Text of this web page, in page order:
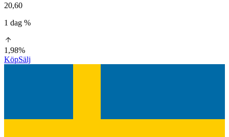
20,60
1 dag %
1,98%
KöpSälj